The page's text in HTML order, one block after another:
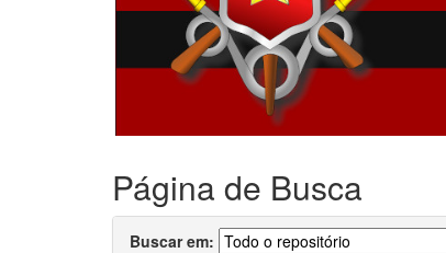
Página de Busca
Buscar em: